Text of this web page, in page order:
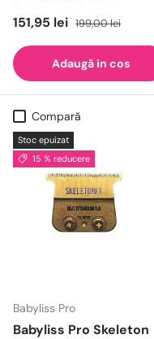
151,95 lei 199,00 lei
Adaugă in cos
Compară
Stoc epuizat
15 % reducere
Babyliss Pro
Babyliss Pro Skeleton